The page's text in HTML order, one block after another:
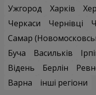
Ужгород
Харків
Черкаси
Чернівці
Самар
Буча
Васильків
Відень
Берлін
Варна
інші регіони